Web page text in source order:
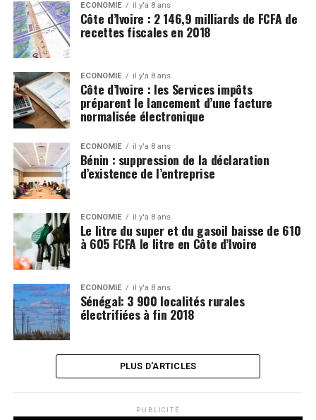
ECONOMIE il y'a 8 ans
Côte d’Ivoire : 2 146,9 milliards de FCFA de
recettes fiscales en 2018
ECONOMIE il y'a 8 ans
Côte d’Ivoire : les Services impôts
préparent le lancement d’une facture
normalisée électronique
ECONOMIE il y'a 8 ans
Bénin : suppression de la déclaration
d’existence de l’entreprise
ECONOMIE il y'a 8 ans
Le litre du super et du gasoil baisse de 610
à 605 FCFA le litre en Côte d’Ivoire
ECONOMIE il y'a 8 ans
Sénégal: 3 900 localités rurales
électrifiées à fin 2018
PLUS D'ARTICLES
PUBLICITÉ